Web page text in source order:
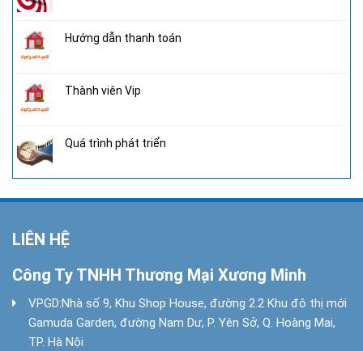
Hướng dẫn thanh toán
Thành viên Vip
Quá trình phát triển
LIÊN HỆ
Công Ty TNHH Thương Mại Xương Minh
VPGD:Nhà số 9, Khu Shop House, đường 2.2 Khu đô thị mới
Gamuda Garden, đường Nam Dư, P. Yên Sở, Q. Hoàng Mai,
TP. Hà Nội